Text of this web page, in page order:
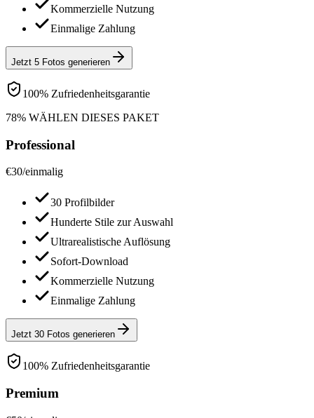
Kommerzielle Nutzung
Einmalige Zahlung
Jetzt 5 Fotos generieren
100% Zufriedenheitsgarantie
78% WÄHLEN DIESES PAKET
Professional
€30/einmalig
30 Profilbilder
Hunderte Stile zur Auswahl
Ultrarealistische Auflösung
Sofort-Download
Kommerzielle Nutzung
Einmalige Zahlung
Jetzt 30 Fotos generieren
100% Zufriedenheitsgarantie
Premium